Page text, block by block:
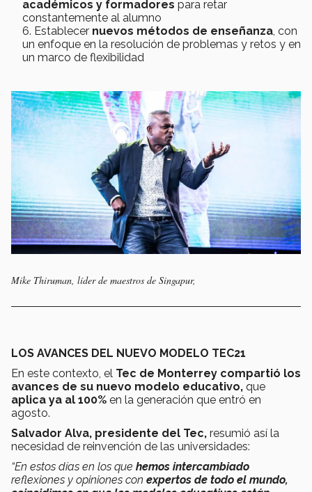
académicos y formadores para retar
constantemente al alumno
Establecer nuevos métodos de enseñanza , con
un enfoque en la resolución de problemas y retos y en
un marco de flexibilidad
Mike Thiruman, líder de maestros de Singapur,
LOS AVANCES DEL NUEVO MODELO TEC21
En este contexto, el Tec de Monterrey compartió los
avances de su nuevo modelo educativo, que
aplica ya al 100% en la generación que entró en
agosto.
Salvador Alva, presidente del Tec, resumió así la
necesidad de reinvención de las universidades:
“En estos días en los que hemos intercambiado
reflexiones y opiniones con expertos de todo el mundo,